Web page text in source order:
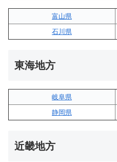
富山県
石川県
東海地方
岐阜県
静岡県
近畿地方